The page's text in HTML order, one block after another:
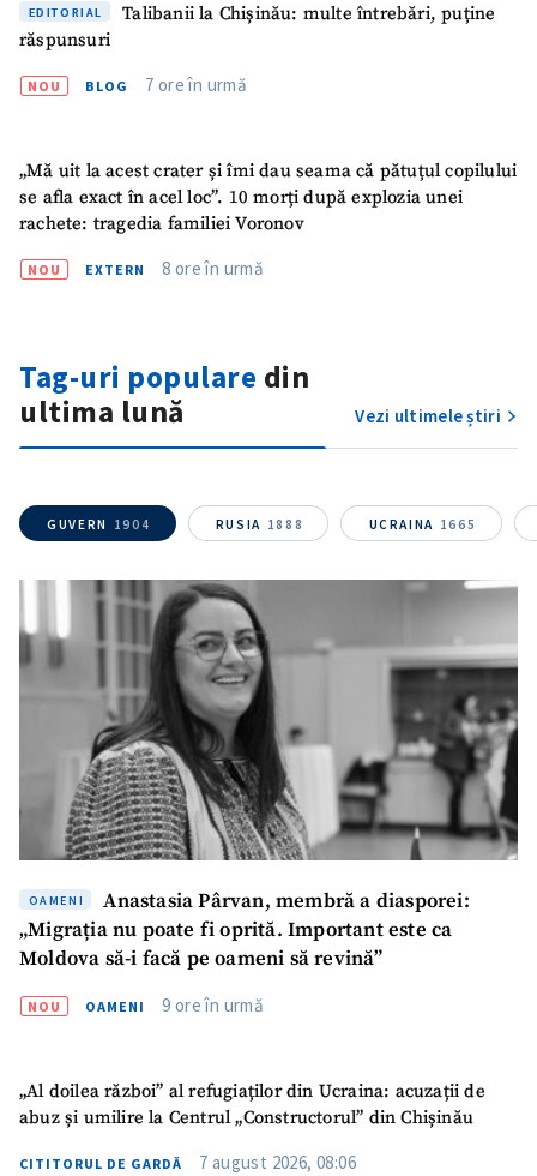
EDITORIAL
Talibanii la Chișinău: multe întrebări, puține
răspunsuri
NOU BLOG 7 ore în urmă
„Mă uit la acest crater și îmi dau seama că pătuțul copilului
se afla exact în acel loc”. 10 morți după explozia unei
rachete: tragedia familiei Voronov
NOU EXTERN 8 ore în urmă
Tag-uri populare din
ultima lună
Vezi ultimele știri
GUVERN 1904 RUSIA 1888 UCRAINA 1665
OAMENI
Anastasia Pârvan, membră a diasporei:
„Migrația nu poate fi oprită. Important este ca
Moldova să-i facă pe oameni să revină”
NOU OAMENI 9 ore în urmă
„Al doilea război” al refugiaților din Ucraina: acuzații de
abuz și umilire la Centrul „Constructorul” din Chișinău
CITITORUL DE GARDĂ 7 august 2026, 08:06
Titlu știre
+ Adaugă titlu
Fotografie
+ Încarcă imagine